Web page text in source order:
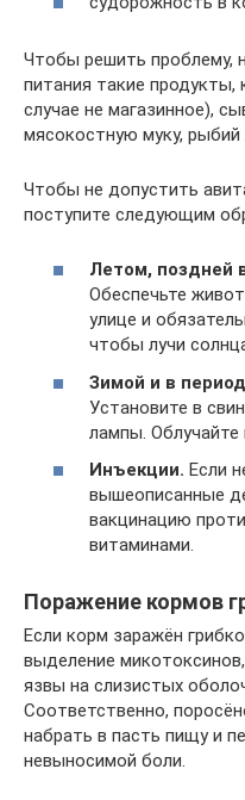
Чтобы решить проблему,
питания такие продукты,
случае не магазинное),
мясокостную муку, рыбий
Чтобы не допустить
поступите следующим
Летом, поздней
Обеспечьте
улице и
чтобы лучи
Зимой и в
Установите в
лампы. Облучайте
Инъекции. Если
вышеописанные
вакцинацию
витаминами.
Поражение кормов
Если корм заражён
выделение
язвы на слизистых
Соответственно,
набрать в пасть пищу и
невыносимой боли.